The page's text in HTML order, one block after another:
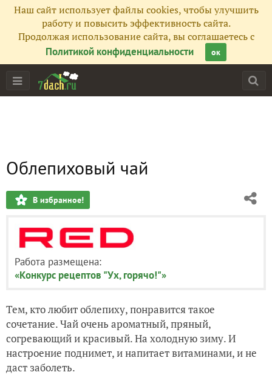
Наш сайт использует файлы cookies, чтобы улучшить
работу и повысить эффективность сайта.
Продолжая использование сайта, вы соглашаетесь с
Политикой конфиденциальности
ок
Облепиховый чай
В избранное!
Работа размещена:
«Конкурс рецептов "Ух, горячо!"»
Тем, кто любит облепиху, понравится такое
сочетание. Чай очень ароматный, пряный,
согревающий и красивый. На холодную зиму. И
настроение поднимет, и напитает витаминами, и не
даст заболеть.